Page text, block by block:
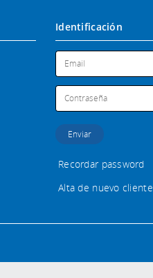
Identificación
Recordar password
Alta de nuevo cliente